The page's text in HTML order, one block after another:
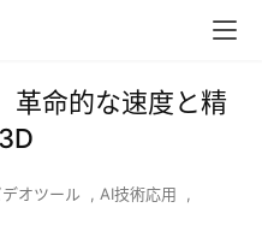
革命的な速度と精
オツール , AI技術応用
,